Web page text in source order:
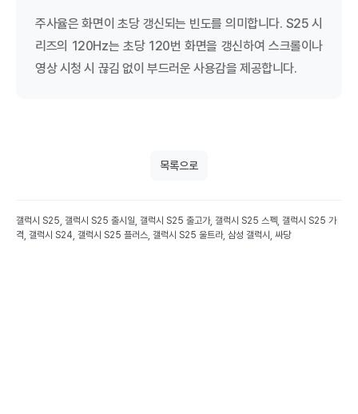
주사율은 화면이 초당 갱신되는 빈도를 의미합니다. S25 시
리즈의 120Hz는 초당 120번 화면을 갱신하여 스크롤이나
영상 시청 시 끊김 없이 부드러운 사용감을 제공합니다.
목록으로
갤럭시 S25, 갤럭시 S25 출시일, 갤럭시 S25 출고가, 갤럭시 S25 스펙, 갤럭시 S25 가
격, 갤럭시 S24, 갤럭시 S25 플러스, 갤럭시 S25 울트라, 삼성 갤럭시, 싸당